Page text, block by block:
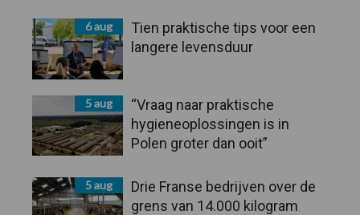
6 aug
Tien praktische tips voor een
langere levensduur
5 aug
“Vraag naar praktische
hygieneoplossingen is in
Polen groter dan ooit”
5 aug
Drie Franse bedrijven over de
grens van 14.000 kilogram